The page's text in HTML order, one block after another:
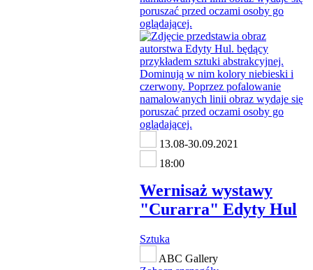
13.08-30.09.2021
18:00
Wernisaż wystawy
"Curarra" Edyty Hul
Sztuka
ABC Gallery